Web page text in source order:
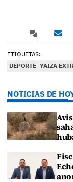
ETIQUETAS:
DEPORTE YAIZA
NOTICIAS DE